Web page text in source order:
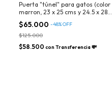
Puerta "túnel" para gatos (color
marron, 23 x 25 cms y 24.5 x 28.5
cms + 5 cms de ancho aprox)
$65.000 -48%OFF
$125.000
$58.500 con Transferencia 💸